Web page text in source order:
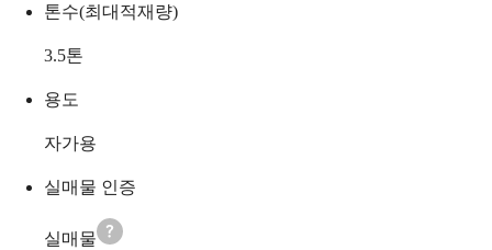
톤수(최대적재량)
3.5톤
용도
자가용
실매물 인증
실매물